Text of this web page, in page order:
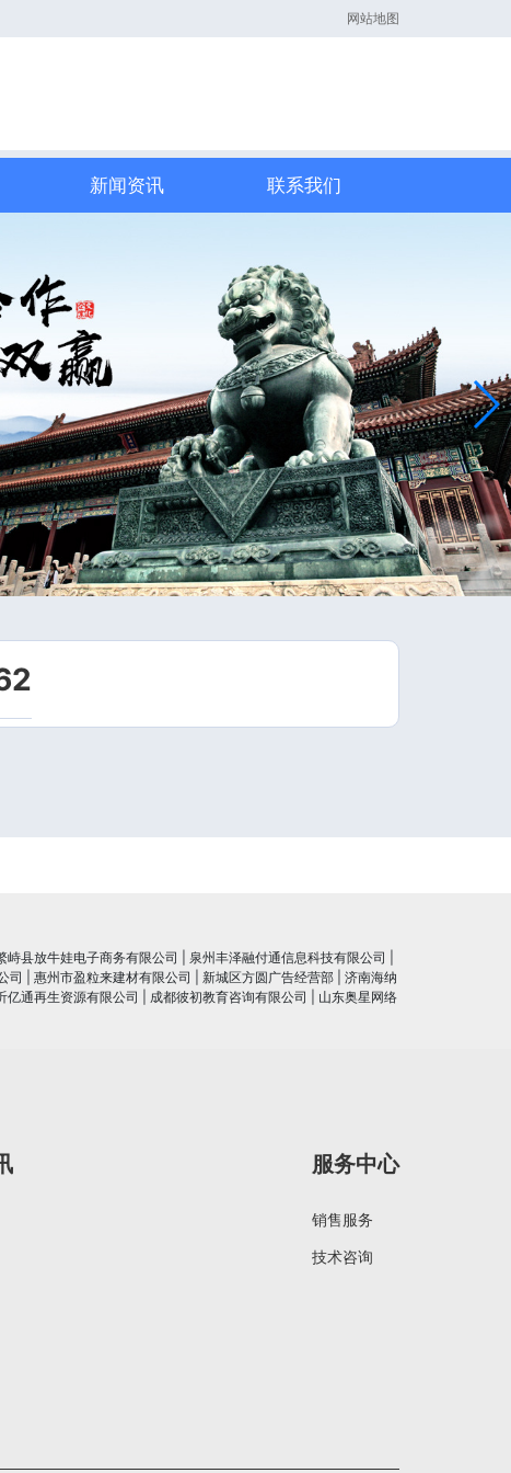
网站地图
新闻资讯 联系我们
峙县放牛娃电子商务有限公司 泉州丰泽融付通信息科技有限公司
司 惠州市盈粒来建材有限公司 新城区方圆广告经营部
济南海纳
亿通再生资源有限公司 成都彼初教育咨询有限公司
山东奥星网络
服务中心
销售服务
技术咨询